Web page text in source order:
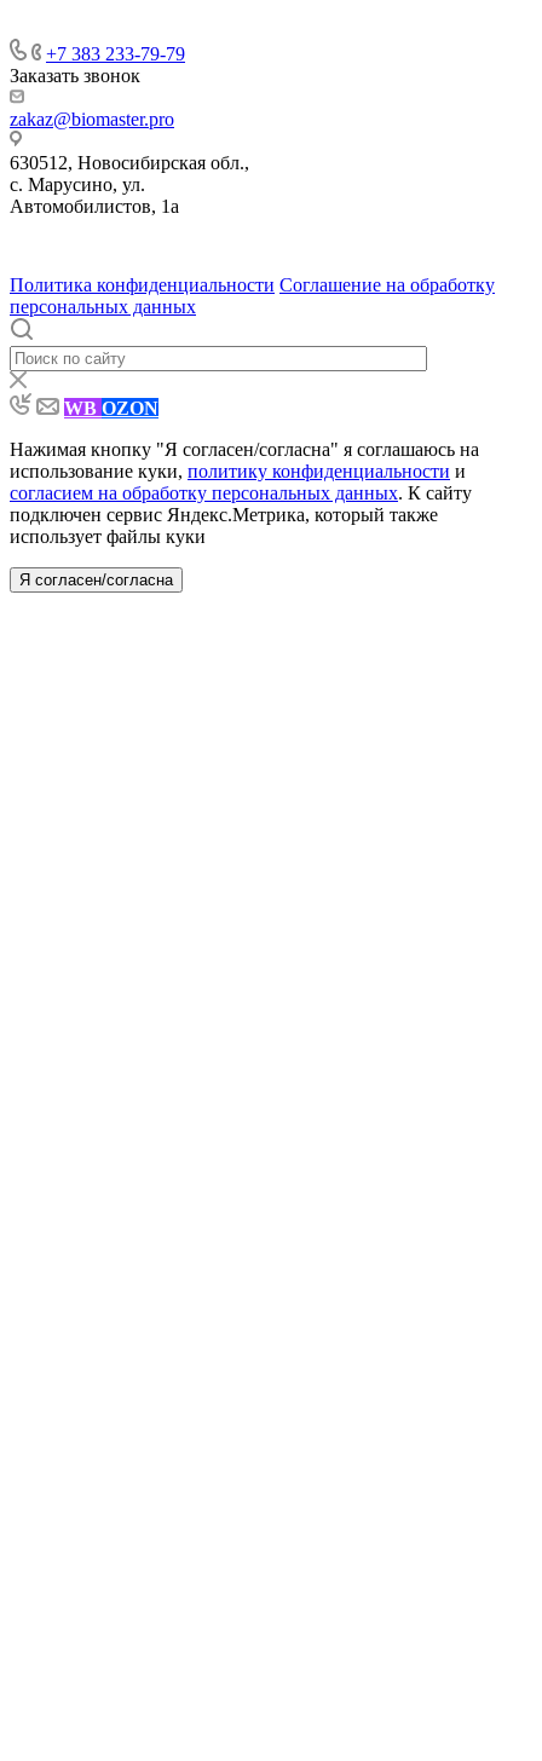
+7 383 233-79-79
Заказать звонок
zakaz@biomaster.pro
630512, Новосибирская обл.,
с. Марусино, ул.
Автомобилистов, 1а
Политика конфиденциальности Соглашение на обработку
персональных данных
WB OZON
Нажимая кнопку "Я согласен/согласна" я соглашаюсь на
использование куки, политику конфиденциальности и
согласием на обработку персональных данных. К сайту
подключен сервис Яндекс.Метрика, который также
использует файлы куки
Я согласен/согласна